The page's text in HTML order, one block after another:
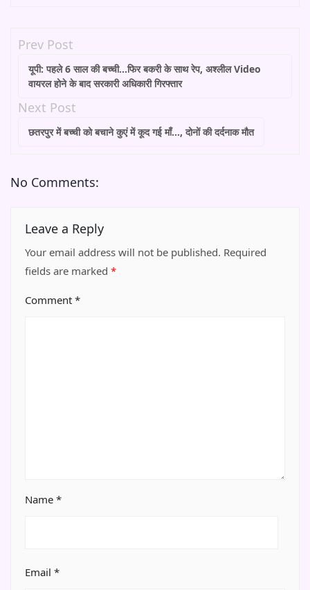
Prev Post
यूपी: पहले 6 साल की बच्ची…फिर बकरी के साथ रेप, अश्लील Video
वायरल होने के बाद सरकारी अधिकारी गिरफ्तार
Next Post
छतरपुर में बच्ची को बचाने कुएं में कूद गई माँ…, दोनों की दर्दनाक मौत
No Comments:
Leave a Reply
Your email address will not be published. Required
fields are marked *
Comment *
Name *
Email *